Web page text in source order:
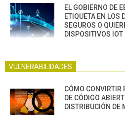
EL GOBIERNO DE
ETIQUETA EN LOS
SEGUROS O
DISPOSITIVOS IOT
VULNERABILIDADES
CÓMO CONVIRTIR
DE CÓDIGO
DISTRIBUCIÓN DE